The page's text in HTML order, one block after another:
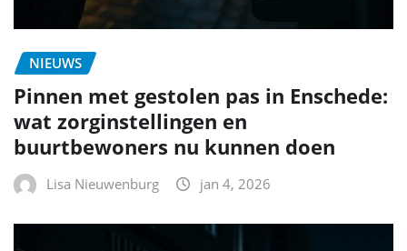
NIEUWS
Pinnen met gestolen pas in Enschede:
wat zorginstellingen en
buurtbewoners nu kunnen doen
Lisa Nieuwenburg jan 4, 2026